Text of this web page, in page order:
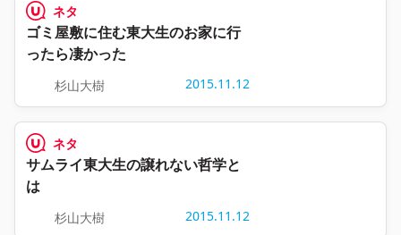
ネタ
ゴミ屋敷に住む東大生のお家に行
ったら凄かった
杉山大樹 2015.11.12
ネタ
サムライ東大生の譲れない哲学と
は
杉山大樹 2015.11.12